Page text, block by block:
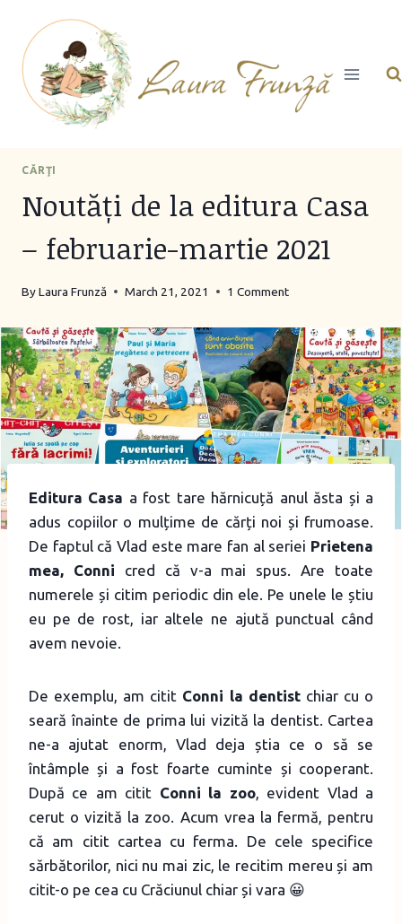
content
CĂRŢI
Noutăți de la editura Casa
– februarie-martie 2021
ByLaura Frunză March 21, 2021 1 Comment
Editura Casa a fost tare hărnicuță anul ăsta și a
adus copiilor o mulțime de cărți noi și frumoase.
De faptul că Vlad este mare fan al seriei Prietena
mea, Conni cred că v-a mai spus. Are toate
numerele și citim periodic din ele. Pe unele le știu
eu pe de rost, iar altele ne ajută punctual când
avem nevoie.
De exemplu, am citit Conni la dentistchiar cu o
seară înainte de prima lui vizită la dentist. Cartea
ne-a ajutat enorm, Vlad deja știa ce o să se
întâmple și a fost foarte cuminte și cooperant.
După ce am citit Conni la zoo, evident Vlad a
cerut o vizită la zoo. Acum vrea la fermă, pentru
că am citit cartea cu ferma. De cele specifice
sărbătorilor, nici nu mai zic, le recitim mereu și am
citit-o pe cea cu Crăciunul chiar și vara 😀